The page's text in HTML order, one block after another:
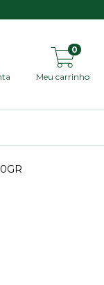
Meu carrinho
0